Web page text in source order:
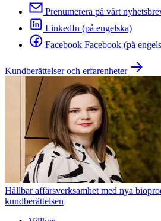
Prenumerera på vårt
LinkedIn (på engelska)
Facebook Facebook (på
Kundberättelser och erfarenheter
Hållbar affärsverksamhet med nya
kundberättelsen